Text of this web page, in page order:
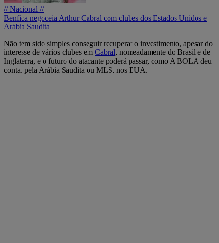
// Nacional //
Benfica negoceia Arthur Cabral com clubes dos Estados Unidos e
Arábia Saudita
Não tem sido simples conseguir recuperar o investimento, apesar do
interesse de vários clubes em Cabral, nomeadamente do Brasil e de
Inglaterra, e o futuro do atacante poderá passar, como A BOLA deu
conta, pela Arábia Saudita ou MLS, nos EUA.